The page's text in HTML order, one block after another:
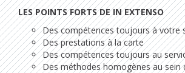
LES POINTS FORTS DE IN EXTENSO
Des compétences toujours à votre
Des prestations à la carte
Des compétences toujours au
Des méthodes homogènes au sein